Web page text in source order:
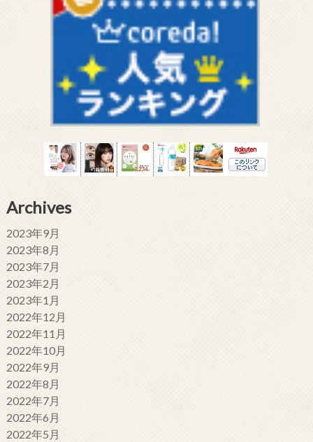
Archives
2023年9月
2023年8月
2023年7月
2023年2月
2023年1月
2022年12月
2022年11月
2022年10月
2022年9月
2022年8月
2022年7月
2022年6月
2022年5月